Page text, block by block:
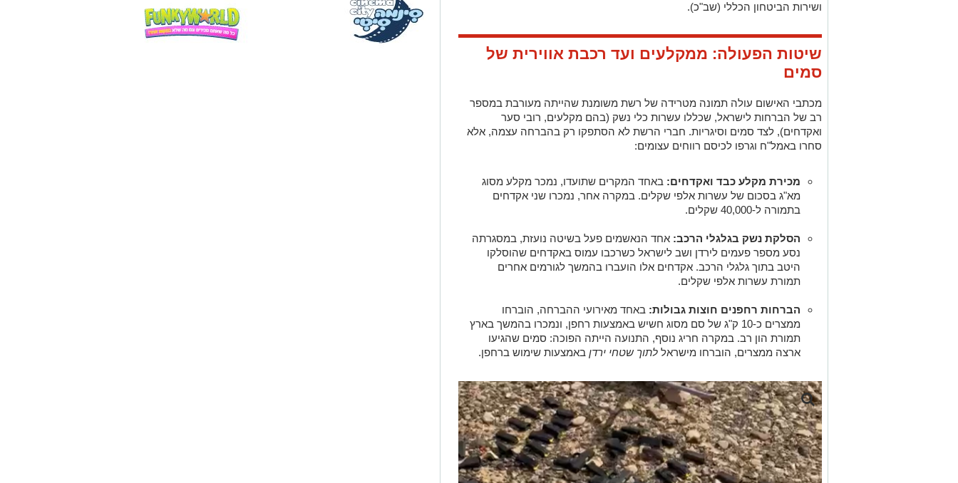
ושירות הביטחון הכללי (שב"כ).
שיטות הפעולה: ממקלעים ועד רכבת אווירית של
סמים
מכתבי האישום עולה תמונה מטרידה של רשת משומנת שהייתה מעורבת במספר
רב של הברחות לישראל, שכללו עשרות כלי נשק (בהם מקלעים, רובי סער
ואקדחים), לצד סמים וסיגריות. חברי הרשת לא הסתפקו רק בהברחה עצמה, אלא
סחרו באמל"ח וגרפו לכיסם רווחים עצומים:
מכירת מקלע כבד ואקדחים: באחד המקרים שתועדו, נמכר מקלע מסוג
מא"ג בסכום של עשרות אלפי שקלים. במקרה אחר, נמכרו שני אקדחים
בתמורה ל-40,000 שקלים.
הסלקת נשק בגלגלי הרכב: אחד הנאשמים פעל בשיטה נועזת, במסגרתה
נסע מספר פעמים לירדן ושב לישראל כשרכבו עמוס באקדחים שהוסלקו
היטב בתוך גלגלי הרכב. אקדחים אלו הועברו בהמשך לגורמים אחרים
תמורת עשרות אלפי שקלים.
הברחות רחפנים חוצות גבולות: באחד מאירועי ההברחה, הוברחו
ממצרים כ-10 ק"ג של סם מסוג חשיש באמצעות רחפן, ונמכרו בהמשך בארץ
תמורת הון רב. במקרה חריג נוסף, התנועה הייתה הפוכה: סמים שהגיעו
ארצה ממצרים, הוברחו מישראל לתוך שטחי ירדן באמצעות שימוש ברחפן.